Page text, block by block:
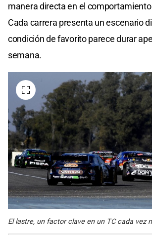
manera directa en el
Cada carrera presenta un escenario
condición de favorito parece durar
semana.
El lastre, un factor clave en un TC cada vez